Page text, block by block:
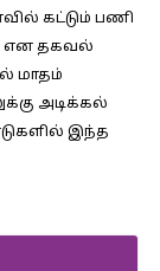
கட்டும் பணி
என தகவல்
மாதம்
அடிக்கல்
இந்த